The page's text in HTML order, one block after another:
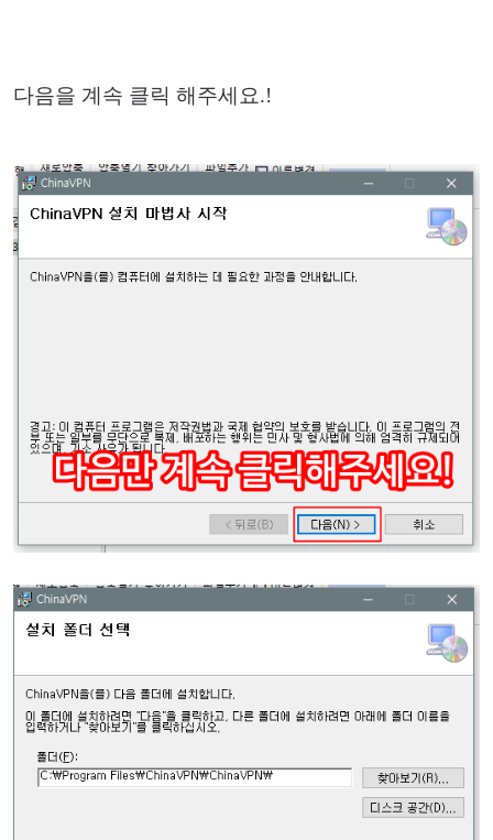
다음을 계속 클릭 해주세요.!